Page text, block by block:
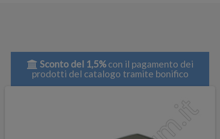
Sconto del 1,5%con il pagamento dei
prodotti del catalogo tramite bonifico